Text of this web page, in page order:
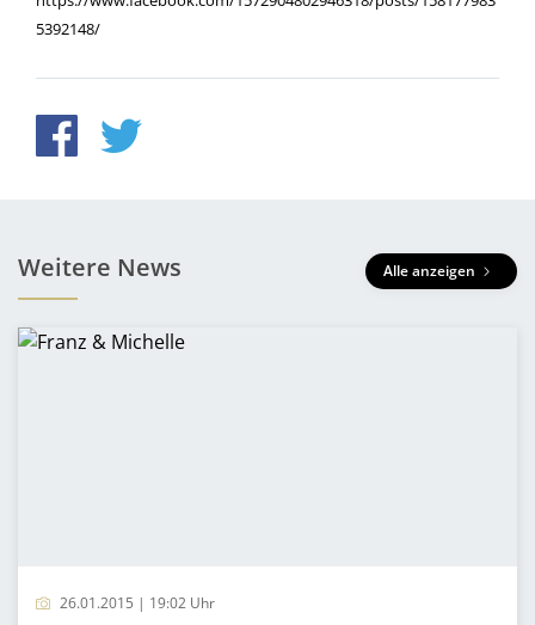
5392148/
Weitere News Alle anzeigen
26.01.2015 | 19:02 Uhr